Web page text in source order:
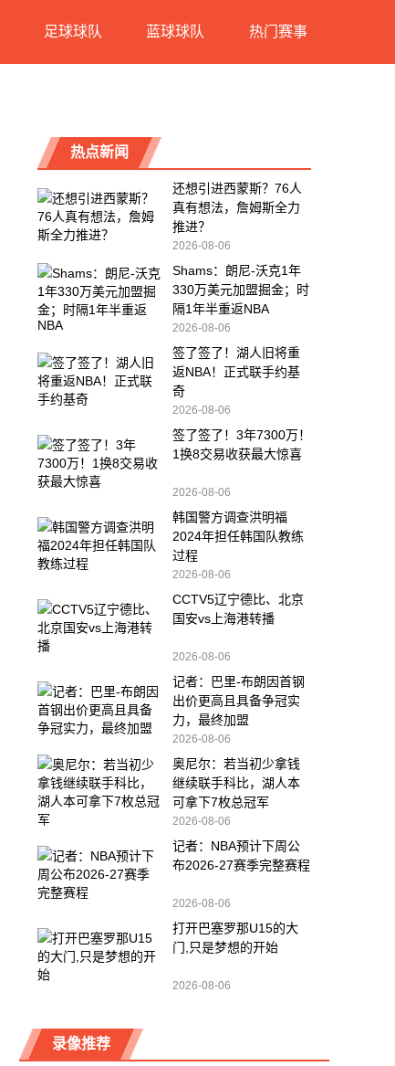
足球球队 蓝球球队 热门赛事
热点新闻
还想引进西蒙斯？76人
真有想法，詹姆斯全力
推进？
2026-08-06
Shams：朗尼-沃克1年
330万美元加盟掘金；时
隔1年半重返NBA
2026-08-06
签了签了！湖人旧将重
返NBA！正式联手约基
奇
2026-08-06
签了签了！3年7300万！
1换8交易收获最大惊喜
2026-08-06
韩国警方调查洪明福
2024年担任韩国队教练
过程
2026-08-06
CCTV5辽宁德比、北京
国安vs上海港转播
2026-08-06
记者：巴里-布朗因首钢
出价更高且具备争冠实
力，最终加盟
2026-08-06
奥尼尔：若当初少拿钱
继续联手科比，湖人本
可拿下7枚总冠军
2026-08-06
记者：NBA预计下周公
布2026-27赛季完整赛程
2026-08-06
打开巴塞罗那U15的大
门,只是梦想的开始
2026-08-06
录像推荐